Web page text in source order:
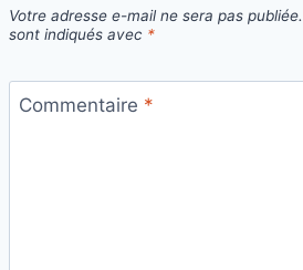
Votre adresse e-mail ne sera pas publiée.
sont indiqués avec *
Commentaire *